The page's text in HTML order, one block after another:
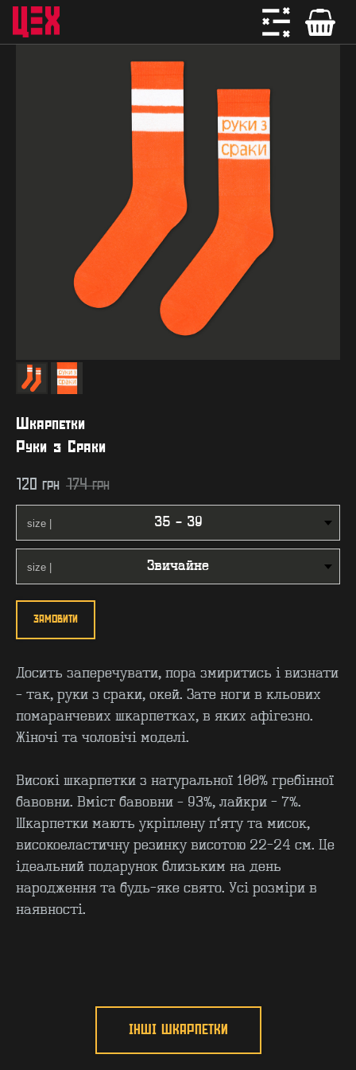
Шкарпетки
Руки з Сраки
120 грн 174 грн
ЗАМОВИТИ
Досить заперечувати, пора змиритись і визнати
– так, руки з сраки, окей. Зате ноги в кльових
помаранчевих шкарпетках, в яких афігезно.
Жіночі та чоловічі моделі.
Високі шкарпетки з натуральної 100% гребінної
бавовни. Вміст бавовни – 93%, лайкри - 7%.
Шкарпетки мають укріплену п’яту та мисок,
високоеластичну резинку висотою 22-24 см. Це
ідеальний подарунок близьким на день
народження та будь-яке свято. Усі розміри в
наявності.
ІНШІ ШКАРПЕТКИ
КОНТАКТИ
ГУРТ - B2B
ВИРОБНИЦТВО - B2B
F.A.Q